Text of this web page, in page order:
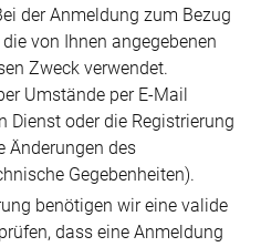
der Anmeldung zum Bezug
von Ihnen angegebenen
Zweck verwendet.
Umstände per E-Mail
Dienst oder die Registrierung
Änderungen des
Gegebenheiten).
benötigen wir eine valide
dass eine Anmeldung